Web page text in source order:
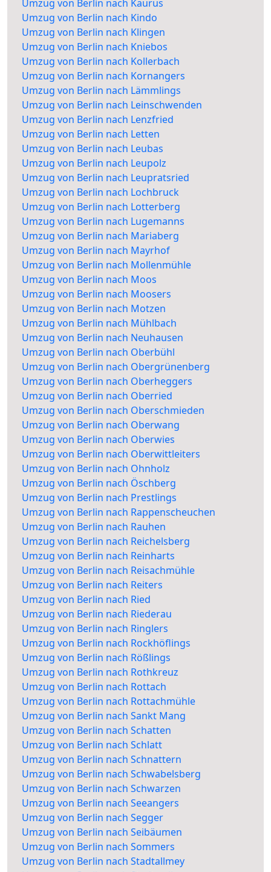
Umzug von Berlin nach Kaurus
Umzug von Berlin nach Kindo
Umzug von Berlin nach Klingen
Umzug von Berlin nach Kniebos
Umzug von Berlin nach Kollerbach
Umzug von Berlin nach Kornangers
Umzug von Berlin nach Lämmlings
Umzug von Berlin nach Leinschwenden
Umzug von Berlin nach Lenzfried
Umzug von Berlin nach Letten
Umzug von Berlin nach Leubas
Umzug von Berlin nach Leupolz
Umzug von Berlin nach Leupratsried
Umzug von Berlin nach Lochbruck
Umzug von Berlin nach Lotterberg
Umzug von Berlin nach Lugemanns
Umzug von Berlin nach Mariaberg
Umzug von Berlin nach Mayrhof
Umzug von Berlin nach Mollenmühle
Umzug von Berlin nach Moos
Umzug von Berlin nach Moosers
Umzug von Berlin nach Motzen
Umzug von Berlin nach Mühlbach
Umzug von Berlin nach Neuhausen
Umzug von Berlin nach Oberbühl
Umzug von Berlin nach Obergrünenberg
Umzug von Berlin nach Oberheggers
Umzug von Berlin nach Oberried
Umzug von Berlin nach Oberschmieden
Umzug von Berlin nach Oberwang
Umzug von Berlin nach Oberwies
Umzug von Berlin nach Oberwittleiters
Umzug von Berlin nach Ohnholz
Umzug von Berlin nach Öschberg
Umzug von Berlin nach Prestlings
Umzug von Berlin nach Rappenscheuchen
Umzug von Berlin nach Rauhen
Umzug von Berlin nach Reichelsberg
Umzug von Berlin nach Reinharts
Umzug von Berlin nach Reisachmühle
Umzug von Berlin nach Reiters
Umzug von Berlin nach Ried
Umzug von Berlin nach Riederau
Umzug von Berlin nach Ringlers
Umzug von Berlin nach Rockhöflings
Umzug von Berlin nach Rößlings
Umzug von Berlin nach Rothkreuz
Umzug von Berlin nach Rottach
Umzug von Berlin nach Rottachmühle
Umzug von Berlin nach Sankt Mang
Umzug von Berlin nach Schatten
Umzug von Berlin nach Schlatt
Umzug von Berlin nach Schnattern
Umzug von Berlin nach Schwabelsberg
Umzug von Berlin nach Schwarzen
Umzug von Berlin nach Seeangers
Umzug von Berlin nach Segger
Umzug von Berlin nach Seibäumen
Umzug von Berlin nach Sommers
Umzug von Berlin nach Stadtallmey